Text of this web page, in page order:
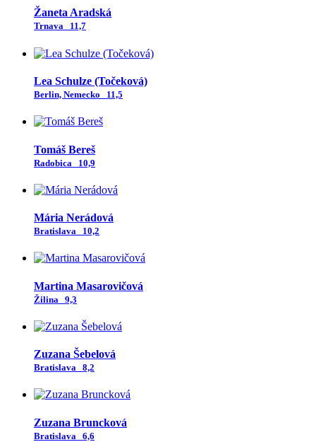
Žaneta Aradská
Trnava 11,7
Lea Schulze (Točeková)
Berlin, Nemecko 11,5
Tomáš Bereš
Radobica 10,9
Mária Nerádová
Bratislava 10,2
Martina Masarovičová
Žilina 9,3
Zuzana Šebelová
Bratislava 8,2
Zuzana Bruncková
Bratislava 6,6